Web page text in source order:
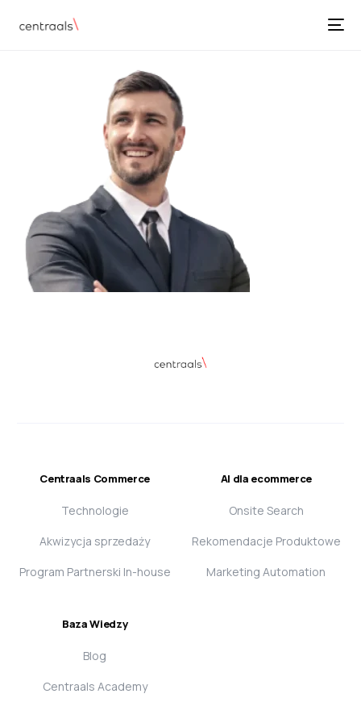
Centraals Commerce
Technologie
Akwizycja sprzedaży
Program Partnerski In-house
AI dla ecommerce
Onsite Search
Rekomendacje Produktowe
Marketing Automation
Baza Wiedzy
Blog
Centraals Academy